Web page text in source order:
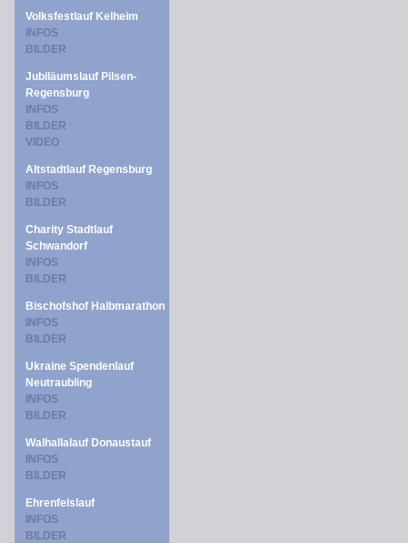
Volksfestlauf Kelheim
INFOS
BILDER
Jubiläumslauf Pilsen-
Regensburg
INFOS
BILDER
VIDEO
Altstadtlauf Regensburg
INFOS
BILDER
Charity Stadtlauf
Schwandorf
INFOS
BILDER
Bischofshof Halbmarathon
INFOS
BILDER
Ukraine Spendenlauf
Neutraubling
INFOS
BILDER
Walhallalauf Donaustauf
INFOS
BILDER
Ehrenfelslauf
INFOS
BILDER